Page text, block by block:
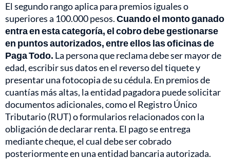
El segundo rango aplica para premios iguales o
superiores a 100.000 pesos.Cuando el monto ganado
entra en esta categoría, el cobro debe gestionarse
en puntos autorizados, entre ellos las oficinas de
Paga Todo. La persona que reclama debe ser mayor de
edad, escribir sus datos en el reverso del tiquete y
presentar una fotocopia de su cédula. En premios de
cuantías más altas, la entidad pagadora puede solicitar
documentos adicionales, como el Registro Único
Tributario (RUT) o formularios relacionados con la
obligación de declarar renta. El pago se entrega
mediante cheque, el cual debe ser cobrado
posteriormente en una entidad bancaria autorizada.